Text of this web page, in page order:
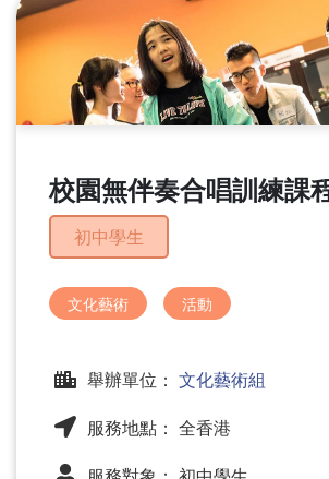
訊
我
校園無伴奏合唱訓練課
初中學生
文化藝術 活動
舉辦單位： 文化藝術組
服務地點： 全香港